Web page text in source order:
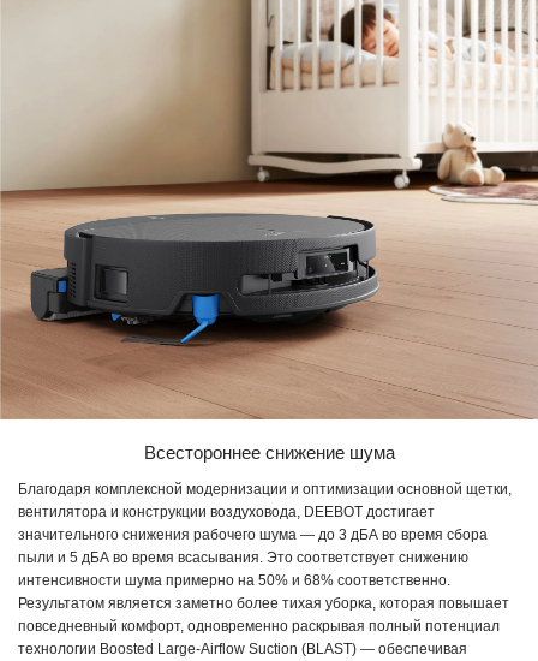
Всестороннее снижение шума
Благодаря комплексной модернизации и оптимизации основной щетки,
вентилятора и конструкции воздуховода, DEEBOT достигает
значительного снижения рабочего шума — до 3 дБА во время сбора
пыли и 5 дБА во время всасывания. Это соответствует снижению
интенсивности шума примерно на 50% и 68% соответственно.
Результатом является заметно более тихая уборка, которая повышает
повседневный комфорт, одновременно раскрывая полный потенциал
технологии Boosted Large-Airflow Suction (BLAST) — обеспечивая